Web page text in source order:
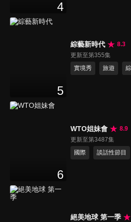
4
5
綜藝新時代
8.3
更新至第355集
實境秀
旅遊
6
WTO姐妹會
8.9
更新至第3487集
國際
談話性節目
絕美地球 第一季